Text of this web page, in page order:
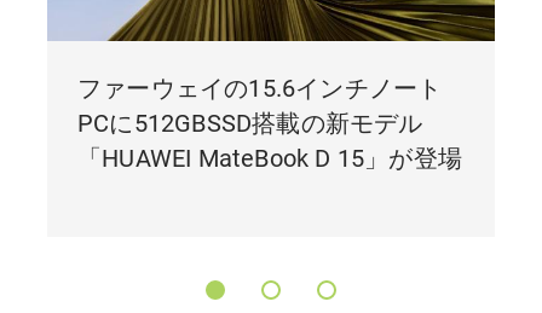
ファーウェイの15.6インチノート
PCに512GBSSD搭載の新モデル
「HUAWEI MateBook D 15」が登場